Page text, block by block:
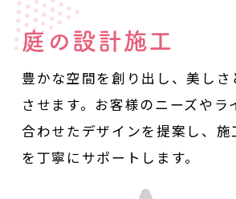
庭の設計施工
豊かな空間を創り出し、美し
させます。 お客様のニーズやラ
合わせたデザインを提案し、 施
を丁寧にサポートします。